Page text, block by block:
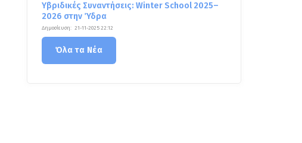
Υβριδικές Συναντήσεις: Winter School 2025–
2026 στην Ύδρα
Δημοσίευση: 21-11-2025 22:12
Όλα τα Νέα